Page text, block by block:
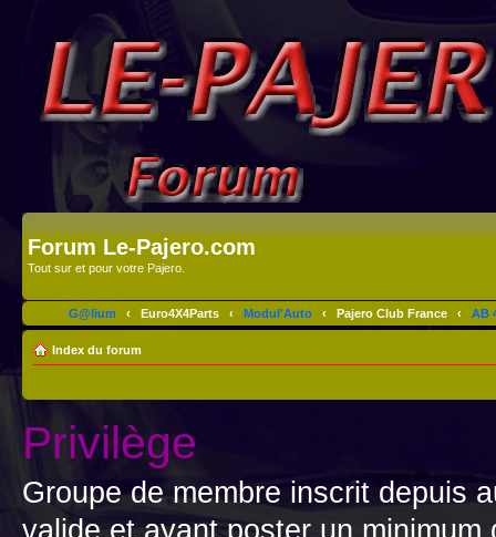
Forum Le-Pajero.com
Tout sur et pour votre Pajero.
G@lium ‹ Euro4X4Parts ‹ Modul'Auto ‹ Pajero Club France ‹ AB
Index du forum
Privilège
Groupe de membre inscrit depuis
valide et ayant poster un minimum